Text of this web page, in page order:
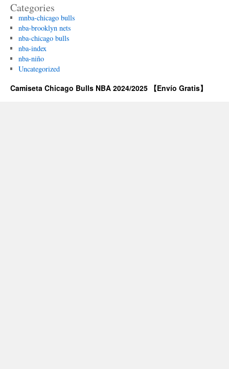
Categories
mnba-chicago bulls
nba-brooklyn nets
nba-chicago bulls
nba-index
nba-niño
Uncategorized
Camiseta Chicago Bulls NBA 2024/2025 【Envío Gratis】